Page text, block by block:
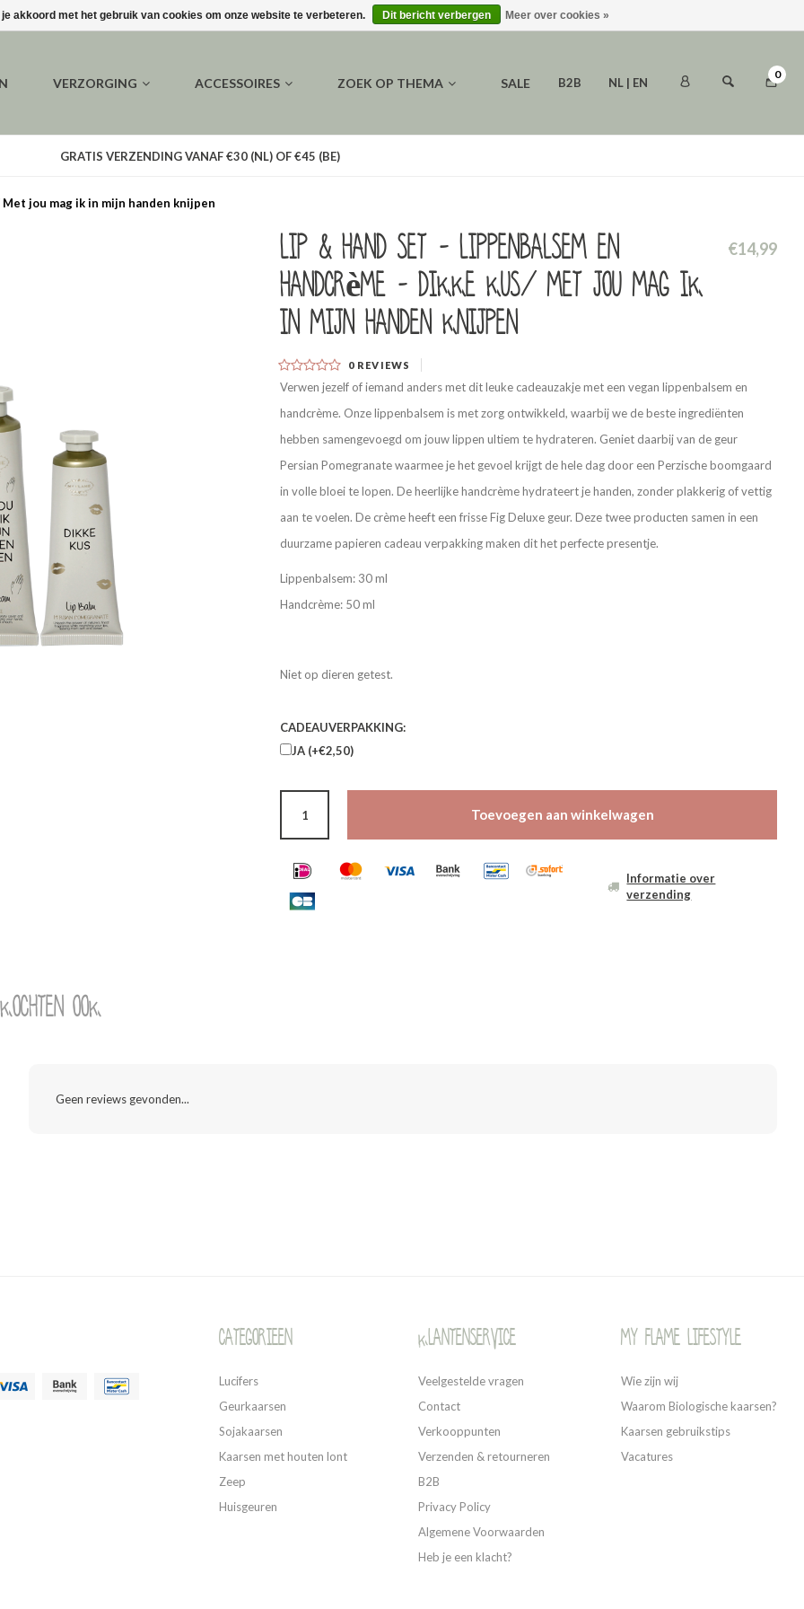
VERZORGING ACCESSOIRES ZOEK OP THEMA SALE B2B NL | EN
0
GRATIS VERZENDING VANAF €30 (NL) OF €45 (BE)
jou mag ik in mijn handen knijpen
Lip & hand set - Lippenbalsem en
handcrème - Dikke kus/ Met jou mag ik
in mijn handen knijpen
€14,99
0 REVIEWS
Verwen jezelf of iemand anders met dit leuke cadeauzakje met een vegan lippenbalsem en
handcrème. Onze lippenbalsem is met zorg ontwikkeld, waarbij we de beste ingrediënten
hebben samengevoegd om jouw lippen ultiem te hydrateren. Geniet daarbij van de geur
Persian Pomegranate waarmee je het gevoel krijgt de hele dag door een Perzische boomgaard
in volle bloei te lopen. De heerlijke handcrème hydrateert je handen, zonder plakkerig of vettig
aan te voelen. De crème heeft een frisse Fig Deluxe geur. Deze twee producten samen in een
duurzame papieren cadeau verpakking maken dit het perfecte presentje.
Lippenbalsem: 30 ml
Handcrème: 50 ml
Niet op dieren getest.
CADEAUVERPAKKING:
JA (+€2,50)
Toevoegen aan winkelwagen
Informatie over
verzending
ook
Geen reviews gevonden...
Categorieen
Lucifers
Geurkaarsen
Sojakaarsen
Kaarsen met houten lont
Zeep
Huisgeuren
Klantenservice
Veelgestelde vragen
Contact
Verkooppunten
Verzenden & retourneren
B2B
Privacy Policy
Algemene Voorwaarden
Heb je een klacht?
My Flame Lifestyle
Wie zijn wij
Waarom Biologische kaarsen?
Kaarsen gebruikstips
Vacatures
akkoord met het gebruik van cookies om onze website te verbeteren. Dit bericht verbergen Meer over cookies »